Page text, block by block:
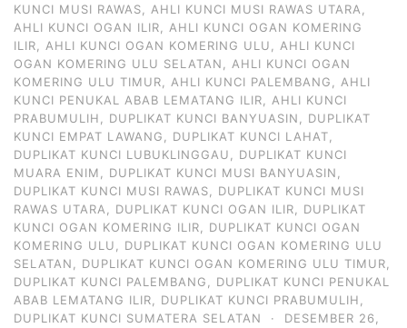
KUNCI MUSI RAWAS, AHLI KUNCI MUSI RAWAS UTARA,
AHLI KUNCI OGAN ILIR, AHLI KUNCI OGAN KOMERING
ILIR, AHLI KUNCI OGAN KOMERING ULU, AHLI KUNCI
OGAN KOMERING ULU SELATAN, AHLI KUNCI OGAN
KOMERING ULU TIMUR, AHLI KUNCI PALEMBANG, AHLI
KUNCI PENUKAL ABAB LEMATANG ILIR, AHLI KUNCI
PRABUMULIH, DUPLIKAT KUNCI BANYUASIN, DUPLIKAT
KUNCI EMPAT LAWANG, DUPLIKAT KUNCI LAHAT,
DUPLIKAT KUNCI LUBUKLINGGAU, DUPLIKAT KUNCI
MUARA ENIM, DUPLIKAT KUNCI MUSI BANYUASIN,
DUPLIKAT KUNCI MUSI RAWAS, DUPLIKAT KUNCI MUSI
RAWAS UTARA, DUPLIKAT KUNCI OGAN ILIR, DUPLIKAT
KUNCI OGAN KOMERING ILIR, DUPLIKAT KUNCI OGAN
KOMERING ULU, DUPLIKAT KUNCI OGAN KOMERING ULU
SELATAN, DUPLIKAT KUNCI OGAN KOMERING ULU TIMUR,
DUPLIKAT KUNCI PALEMBANG, DUPLIKAT KUNCI PENUKAL
ABAB LEMATANG ILIR, DUPLIKAT KUNCI PRABUMULIH,
DUPLIKAT KUNCI SUMATERA SELATAN
·
DESEMBER 26,